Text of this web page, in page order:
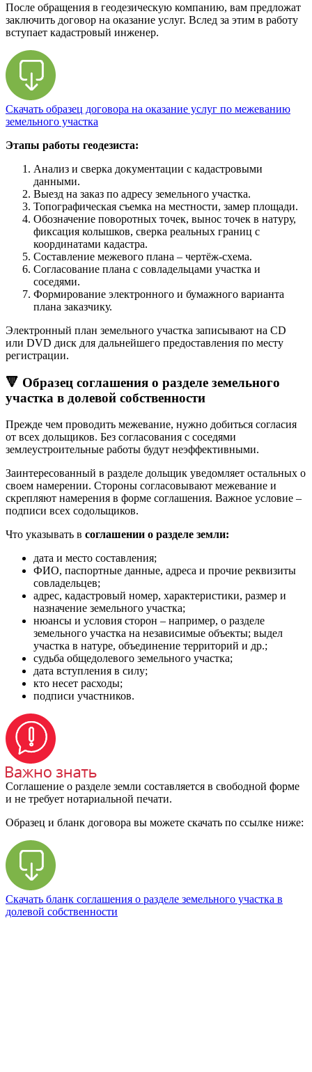
После обращения в геодезическую компанию, вам предложат
заключить договор на оказание услуг. Вслед за этим в работу
вступает кадастровый инженер.
Скачать образец договора на оказание услуг по межеванию
земельного участка
Этапы работы геодезиста:
Анализ и сверка документации с кадастровыми
данными.
Выезд на заказ по адресу земельного участка.
Топографическая съемка на местности, замер площади.
Обозначение поворотных точек, вынос точек в натуру,
фиксация колышков, сверка реальных границ с
координатами кадастра.
Составление межевого плана – чертёж-схема.
Согласование плана с совладельцами участка и
соседями.
Формирование электронного и бумажного варианта
плана заказчику.
Электронный план земельного участка записывают на CD
или DVD диск для дальнейшего предоставления по месту
регистрации.
🔻 Образец соглашения о разделе земельного
участка в долевой собственности
Прежде чем проводить межевание, нужно добиться согласия
от всех дольщиков. Без согласования с соседями
землеустроительные работы будут неэффективными.
Заинтересованный в разделе дольщик уведомляет остальных о
своем намерении. Стороны согласовывают межевание и
скрепляют намерения в форме соглашения. Важное условие –
подписи всех содольщиков.
Что указывать в соглашении о разделе земли:
дата и место составления;
ФИО, паспортные данные, адреса и прочие реквизиты
совладельцев;
адрес, кадастровый номер, характеристики, размер и
назначение земельного участка;
нюансы и условия сторон – например, о разделе
земельного участка на независимые объекты; выдел
участка в натуре, объединение территорий и др.;
судьба общедолевого земельного участка;
дата вступления в силу;
кто несет расходы;
подписи участников.
Соглашение о разделе земли составляется в свободной форме
и не требует нотариальной печати.
Образец и бланк договора вы можете скачать по ссылке ниже:
Скачать бланк соглашения о разделе земельного участка в
долевой собственности